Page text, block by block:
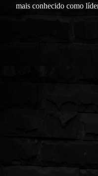
mais conhecido como